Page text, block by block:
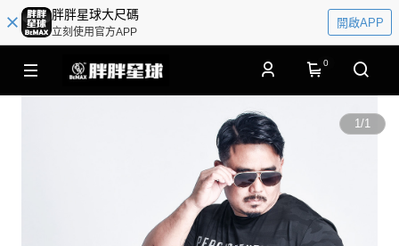
胖胖星球大尺碼
立刻使用官方APP
開啟APP
0
1/1